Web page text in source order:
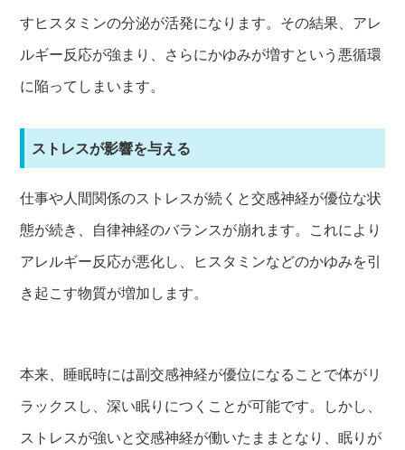
すヒスタミンの分泌が活発になります。その結果、アレ
ルギー反応が強まり、さらにかゆみが増すという悪循環
に陥ってしまいます。
ストレスが影響を与える
仕事や人間関係のストレスが続くと交感神経が優位な状
態が続き、自律神経のバランスが崩れます。これにより
アレルギー反応が悪化し、ヒスタミンなどのかゆみを引
き起こす物質が増加します。
本来、睡眠時には副交感神経が優位になることで体がリ
ラックスし、深い眠りにつくことが可能です。しかし、
ストレスが強いと交感神経が働いたままとなり、眠りが